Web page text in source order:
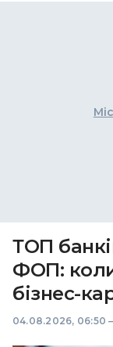
ТОП
ФОП:
бізнес-
04.08.2026, 06:50